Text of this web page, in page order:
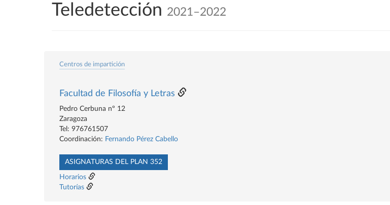
Teledetección 2021–2022
Centros de impartición
Facultad de Filosofía y Letras
Pedro Cerbuna nº 12
Zaragoza
Tel: 976761507
Coordinación: Fernando Pérez Cabello
ASIGNATURAS DEL PLAN 352
Horarios
Tutorías